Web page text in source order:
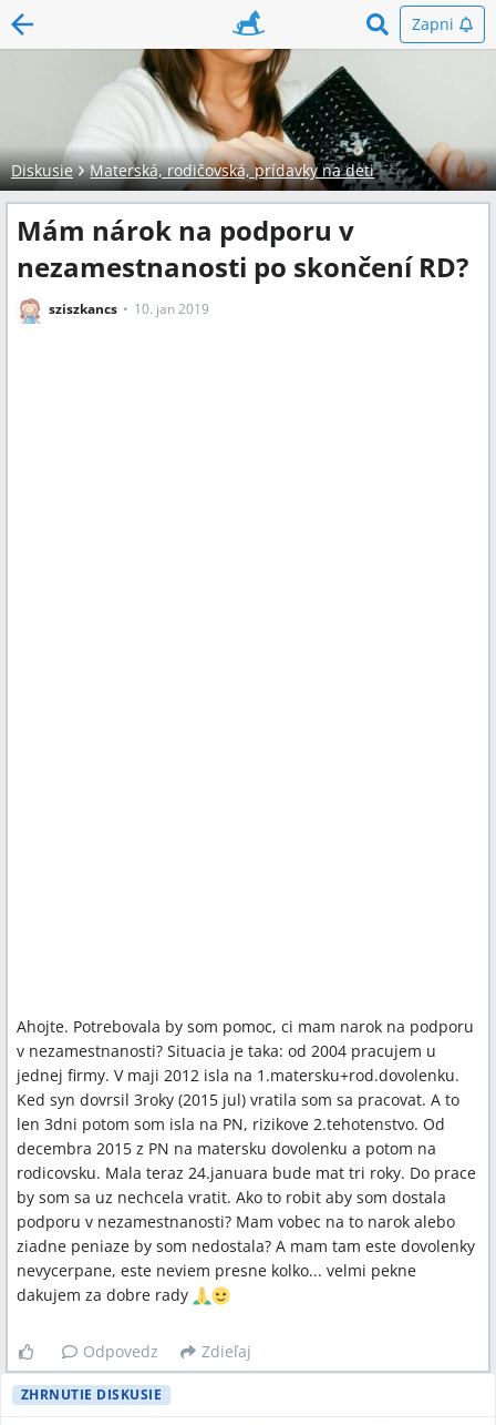
Zapni
Diskusie Materská, rodičovská, prídavky na deti
Mám nárok na podporu v
nezamestnanosti po skončení RD?
sziszkancs 10. jan 2019
Ahojte. Potrebovala by som pomoc, ci mam narok na podporu
v nezamestnanosti? Situacia je taka: od 2004 pracujem u
jednej firmy. V maji 2012 isla na 1.matersku+rod.dovolenku.
Ked syn dovrsil 3roky (2015 jul) vratila som sa pracovat. A to
len 3dni potom som isla na PN, rizikove 2.tehotenstvo. Od
decembra 2015 z PN na matersku dovolenku a potom na
rodicovsku. Mala teraz 24.januara bude mat tri roky. Do prace
by som sa uz nechcela vratit. Ako to robit aby som dostala
podporu v nezamestnanosti? Mam vobec na to narok alebo
ziadne peniaze by som nedostala? A mam tam este dovolenky
nevycerpane, este neviem presne kolko... velmi pekne
dakujem za dobre rady
Odpovedz Zdieľaj
ZHRNUTIE DISKUSIE